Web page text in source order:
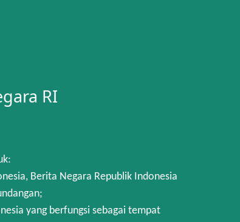
RI
Berita Negara Republik Indonesia
yang berfungsi sebagai tempat